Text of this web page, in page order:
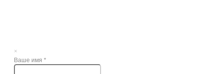
×
Ваше имя *